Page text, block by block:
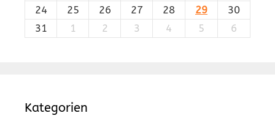
24
25 26 27 28 29
30
31
1 2 3 4 5 6
Kategorien